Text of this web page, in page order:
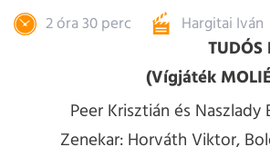
2 óra 30 perc Hargitai Iván
TUDÓS
(Vígjáték
Peer Krisztián és
Zenekar: Horváth Viktor,